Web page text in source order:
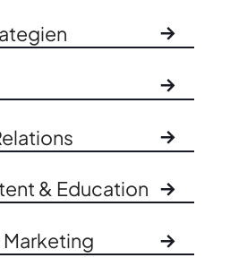
& Education